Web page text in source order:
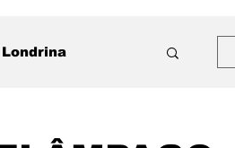
Londrina